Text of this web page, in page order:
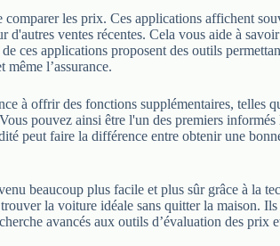
comparer les prix. Ces applications affichent
d'autres ventes récentes. Cela vous aide à
ces applications proposent des outils
même l’assurance.
à offrir des fonctions supplémentaires, telles
pouvez ainsi être l'un des premiers
peut faire la différence entre obtenir une
beaucoup plus facile et plus sûr grâce à la
la voiture idéale sans quitter la maison.
avancés aux outils d’évaluation des prix